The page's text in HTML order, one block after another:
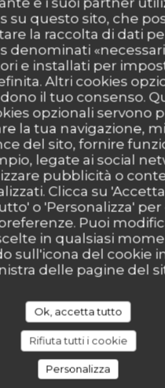
su questo sito, che
la raccolta di dati
denominati
e installati per
Altri cookies
il tuo consenso.
opzionali servono
la tua navigazione,
del sito, fornire
legate ai social
pubblicità o
Clicca su
o 'Personalizza'
Puoi
in qualsiasi
sull'icona del cookie
delle pagine del
Ok, accetta tutto
Rifiuta tutti i cookie
Personalizza
clienti
: 5/5 Qualità / Prezzo:
een geweldig diner!
is bijzonder lekker
perfect! Een absolute
4 /5 Qualità / Prezzo